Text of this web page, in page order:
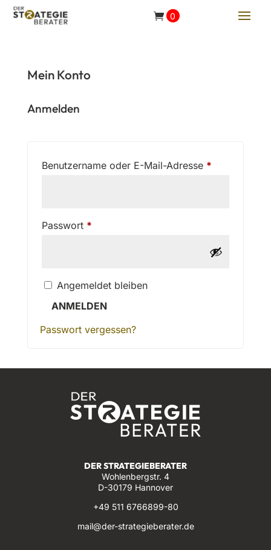
Mein Konto
Anmelden
Benutzername oder E-Mail-Adresse *Erforderlich
Passwort *Erforderlich
Angemeldet bleiben
ANMELDEN
Passwort vergessen?
DER STRATEGIEBERATER
Wohlenbergstr. 4
D-30179 Hannover
+49 511 6766899-80
mail@der-strategieberater.de